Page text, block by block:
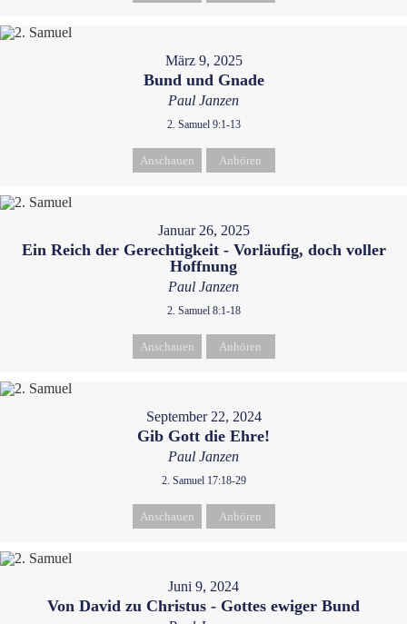
März 9, 2025
Bund und Gnade
Paul Janzen
2. Samuel 9:1-13
Anschauen Anhören
Januar 26, 2025
Ein Reich der Gerechtigkeit - Vorläufig, doch voller
Hoffnung
Paul Janzen
2. Samuel 8:1-18
Anschauen Anhören
September 22, 2024
Gib Gott die Ehre!
Paul Janzen
2. Samuel 17:18-29
Anschauen Anhören
Juni 9, 2024
Von David zu Christus - Gottes ewiger Bund